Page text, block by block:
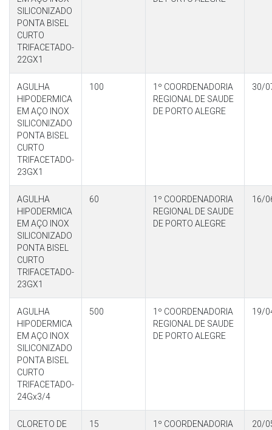
SILICONIZADO
PONTA BISEL
CURTO
TRIFACETADO-
22GX1
AGULHA
HIPODERMICA
EM AÇO INOX
SILICONIZADO
PONTA BISEL
CURTO
TRIFACETADO-
23GX1
100
1º COORDENADORIA
REGIONAL DE SAUDE
DE PORTO ALEGRE
30/
AGULHA
HIPODERMICA
EM AÇO INOX
SILICONIZADO
PONTA BISEL
CURTO
TRIFACETADO-
23GX1
60
1º COORDENADORIA
REGIONAL DE SAUDE
DE PORTO ALEGRE
16/
AGULHA
HIPODERMICA
EM AÇO INOX
SILICONIZADO
PONTA BISEL
CURTO
TRIFACETADO-
24Gx3/4
500
1º COORDENADORIA
REGIONAL DE SAUDE
DE PORTO ALEGRE
19/
CLORETO DE
15
1º COORDENADORIA
20/